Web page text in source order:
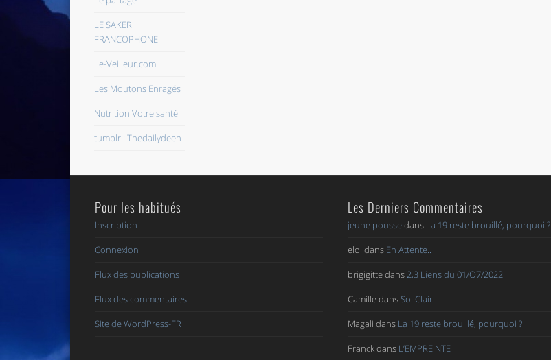
LE SAKER
FRANCOPHONE
Le-Veilleur.com
Les Moutons Enragés
Nutrition Votre santé
tumblr : Thedailydeen
Pour les habitués
Inscription
Connexion
Flux des publications
Flux des commentaires
Site de WordPress-FR
Les Derniers Commentaires
jeune poussedans La 19 reste brouillé, pourquoi ?
eloi dans En Attente..
brigigittedans2,3 Liens du 01/O7/2022
CamilledansSoi Clair
Magali dans La 19 reste brouillé, pourquoi ?
Franckdans L’EMPREINTE